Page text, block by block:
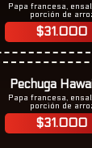
Papa francesa,
porción de
$31.000
Pechuga
Papa francesa,
porción de
$31.000